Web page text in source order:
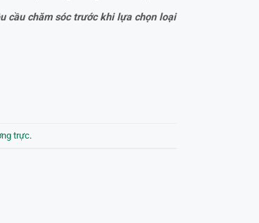
cầu chăm sóc trước khi lựa chọn loại
trực.